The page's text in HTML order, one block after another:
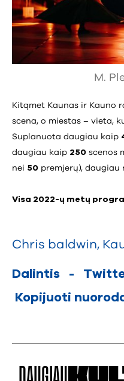
M.
Kitąmet Kaunas ir Kauno
scena, o miestas – vieta,
Suplanuota daugiau kaip
daugiau kaip 250 scenos
nei 50 premjerų), daugiau
Visa 2022-ų metų
Chris baldwin,
Dalintis -
Kopijuoti